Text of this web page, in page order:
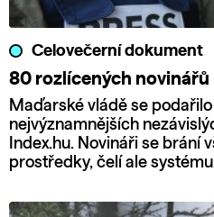
Celovečerní dokument
80 rozlícených novinářů
Maďarské vládě se
nejvýznamnějších
Index.hu. Novináři se brání
prostředky, čelí ale